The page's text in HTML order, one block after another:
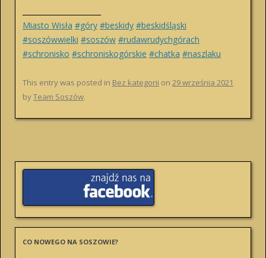
Miasto Wisła #góry #beskidy #beskidśląski
#soszówwielki #soszów #rudawrudychgórach
#schronisko #schroniskogórskie #chatka #naszlaku
This entry was posted in Bez kategorii on 29 września 2021
byTeam Soszów.
CO NOWEGO NA SOSZOWIE?